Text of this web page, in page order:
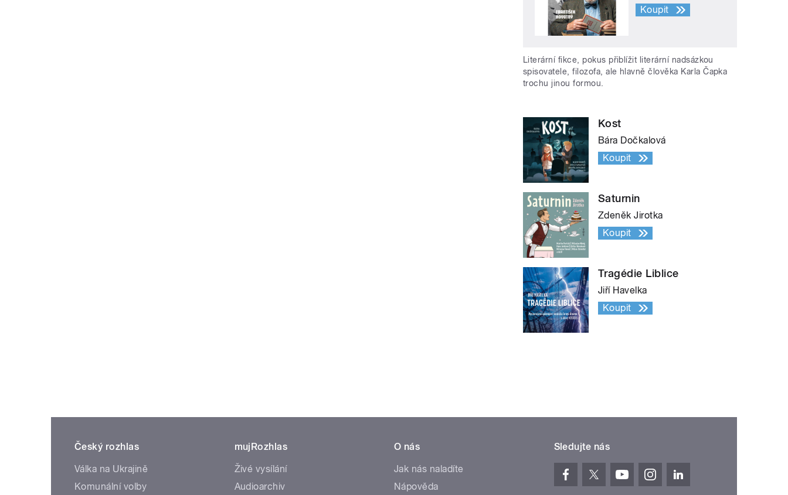
Koupit
Literární fikce, pokus přiblížit literární nadsázkou
spisovatele, filozofa, ale hlavně člověka Karla Čapka
trochu jinou formou.
Kost
Bára Dočkalová
Koupit
Saturnin
Zdeněk Jirotka
Koupit
Tragédie Liblice
Jiří Havelka
Koupit
Český rozhlas
Válka na Ukrajině
Komunální volby
mujRozhlas
Živé vysílání
Audioarchiv
O nás
Jak nás naladíte
Nápověda
Sledujte nás